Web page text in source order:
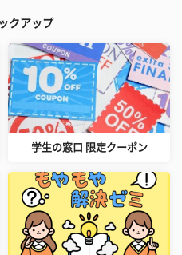
クアップ
学生の窓口 限定クーポン